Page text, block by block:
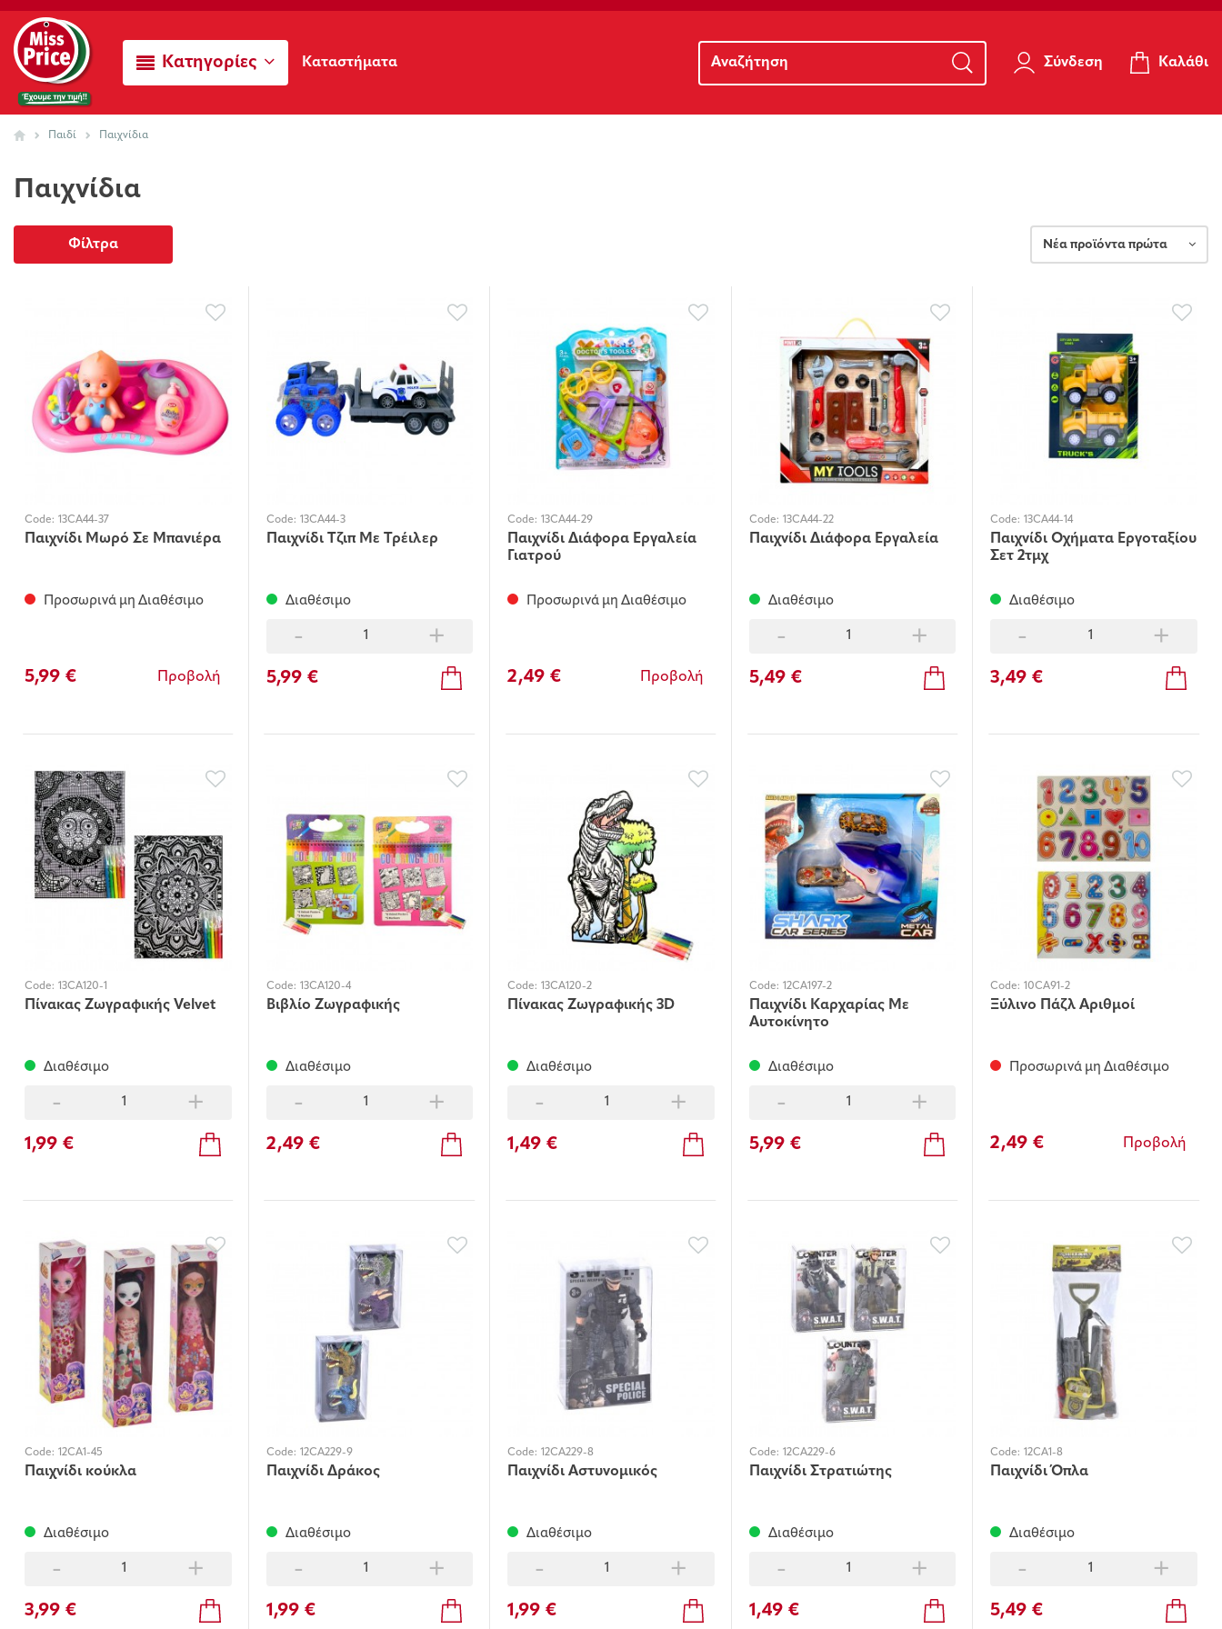
Κατηγορίες Καταστήματα Σύνδεση Καλάθι
Παιδί Παιχνίδια
Παιχνίδια
Φίλτρα Νέα προϊόντα πρώτα
Code: 13CA44-37
Παιχνίδι Μωρό Σε Μπανιέρα
Προσωρινά μη Διαθέσιμο
5,99 € Προβολή
Code: 13CA44-3
Παιχνίδι Τζιπ Με Τρέιλερ
Διαθέσιμο
- +
5,99 €
Code: 13CA44-29
Παιχνίδι Διάφορα Εργαλεία
Γιατρού
Προσωρινά μη Διαθέσιμο
2,49 € Προβολή
Code: 13CA44-22
Παιχνίδι Διάφορα Εργαλεία
Διαθέσιμο
- +
5,49 €
Code: 13CA44-14
Παιχνίδι Οχήματα Εργοταξίου
Σετ 2τμχ
Διαθέσιμο
- +
3,49 €
Code: 13CA120-1
Πίνακας Ζωγραφικής Velvet
Διαθέσιμο
- +
1,99 €
Code: 13CA120-4
Βιβλίο Ζωγραφικής
Διαθέσιμο
- +
2,49 €
Code: 13CA120-2
Πίνακας Ζωγραφικής 3D
Διαθέσιμο
- +
1,49 €
Code: 12CA197-2
Παιχνίδι Καρχαρίας Με
Αυτοκίνητο
Διαθέσιμο
- +
5,99 €
Code: 10CA91-2
Ξύλινο Πάζλ Αριθμοί
Προσωρινά μη Διαθέσιμο
2,49 € Προβολή
Code: 12CA1-45
Παιχνίδι κούκλα
Διαθέσιμο
- +
3,99 €
Code: 12CA229-9
Παιχνίδι Δράκος
Διαθέσιμο
- +
1,99 €
Code: 12CA229-8
Παιχνίδι Αστυνομικός
Διαθέσιμο
- +
1,99 €
Code: 12CA229-6
Παιχνίδι Στρατιώτης
Διαθέσιμο
- +
1,49 €
Code: 12CA1-8
Παιχνίδι Όπλα
Διαθέσιμο
- +
5,49 €